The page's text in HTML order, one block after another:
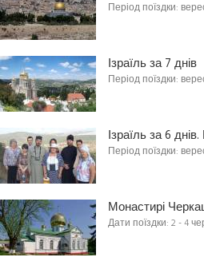
Період поїздки:
Ізраїль за 7 днів
Період поїздки:
Ізраїль за 6
Період поїздки:
Монастирі
Дати поїздки: 2 - 4